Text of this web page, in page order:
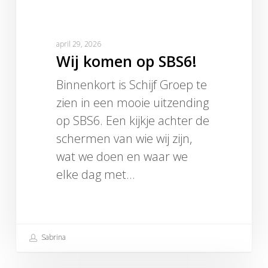
april 29, 2026
Wij komen op SBS6!
Binnenkort is Schijf Groep te
zien in een mooie uitzending
op SBS6. Een kijkje achter de
schermen van wie wij zijn,
wat we doen en waar we
elke dag met…
Sabrina